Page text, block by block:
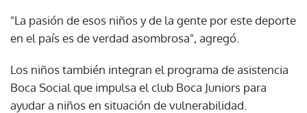
"La pasión de esos niños y de la gente por este deporte
en el país es de verdad asombrosa", agregó.
Los niños también integran el programa de asistencia
Boca Social que impulsa el club Boca Juniors para
ayudar a niños en situación de vulnerabilidad.